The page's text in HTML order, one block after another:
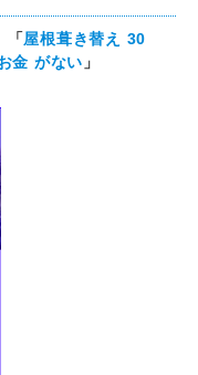
「屋根葺き替え 30
金 がない 」